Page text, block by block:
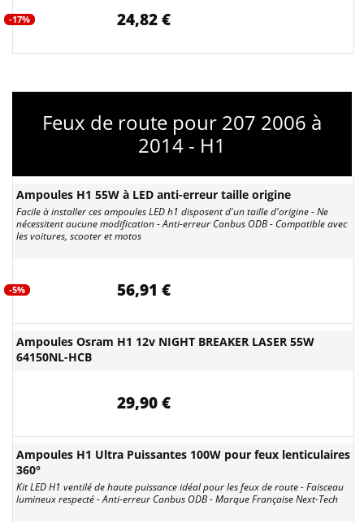
-17% 24,82 €
Feux de route pour 207 2006 à
2014 - H1
Ampoules H1 55W à LED anti-erreur taille origine
Facile à installer ces ampoules LED h1 disposent d'un taille d'origine - Ne
nécessitent aucune modification - Anti-erreur Canbus ODB - Compatible avec
les voitures, scooter et motos
-5% 56,91 €
Ampoules Osram H1 12v NIGHT BREAKER LASER 55W
64150NL-HCB
29,90 €
Ampoules H1 Ultra Puissantes 100W pour feux lenticulaires
360°
Kit LED H1 ventilé de haute puissance idéal pour les feux de route - Faisceau
lumineux respecté - Anti-erreur Canbus ODB - Marque Française Next-Tech